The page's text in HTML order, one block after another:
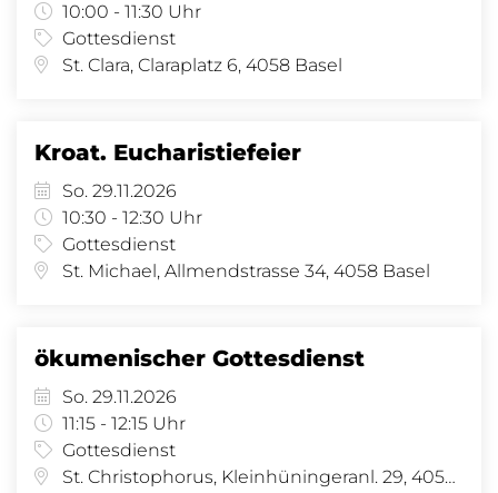
10:00 - 11:30 Uhr
Gottesdienst
St. Clara, Claraplatz 6, 4058 Basel
Kroat. Eucharistiefeier
So. 29.11.2026
10:30 - 12:30 Uhr
Gottesdienst
St. Michael, Allmendstrasse 34, 4058 Basel
ökumenischer Gottesdienst
So. 29.11.2026
11:15 - 12:15 Uhr
Gottesdienst
St. Christophorus, Kleinhüningeranl. 29, 4057 Basel